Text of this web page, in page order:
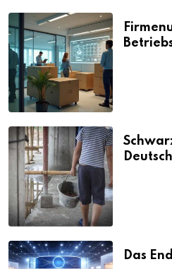
Das